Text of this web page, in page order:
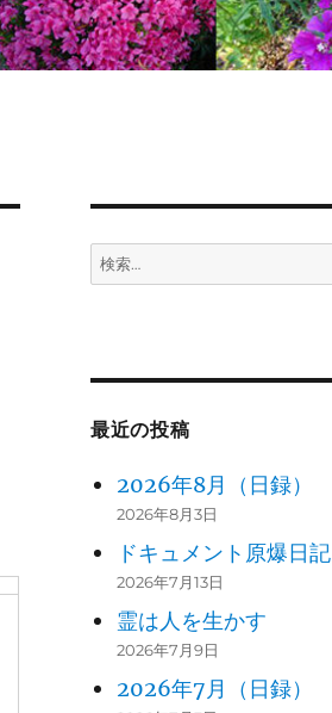
検
索:
最近の投稿
2026年8月（日録）
2026年8月3日
ドキュメント原爆日記
2026年7月13日
霊は人を生かす
2026年7月9日
2026年7月（日録）